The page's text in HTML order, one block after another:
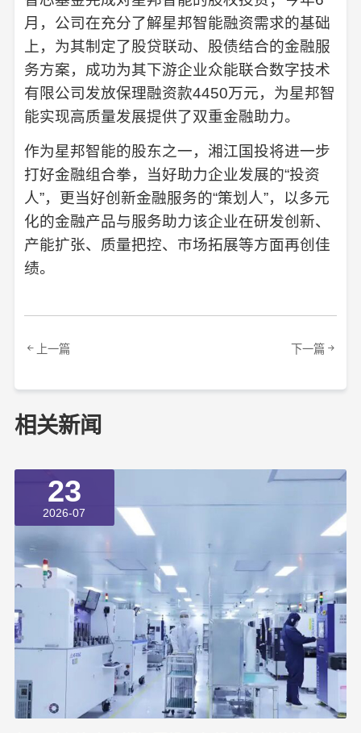
月，公司在充分了解星邦智能融资需求的基础
上，为其制定了股贷联动、股债结合的金融服
务方案，成功为其下游企业众能联合数字技术
有限公司发放保理融资款4450万元，为星邦智
能实现高质量发展提供了双重金融助力。
作为星邦智能的股东之一，湘江国投将进一步
打好金融组合拳，当好助力企业发展的“投资
人”，更当好创新金融服务的“策划人”，以多元
化的金融产品与服务助力该企业在研发创新、
产能扩张、质量把控、市场拓展等方面再创佳
绩。
上一篇 下一篇
相关新闻
23
2026-07